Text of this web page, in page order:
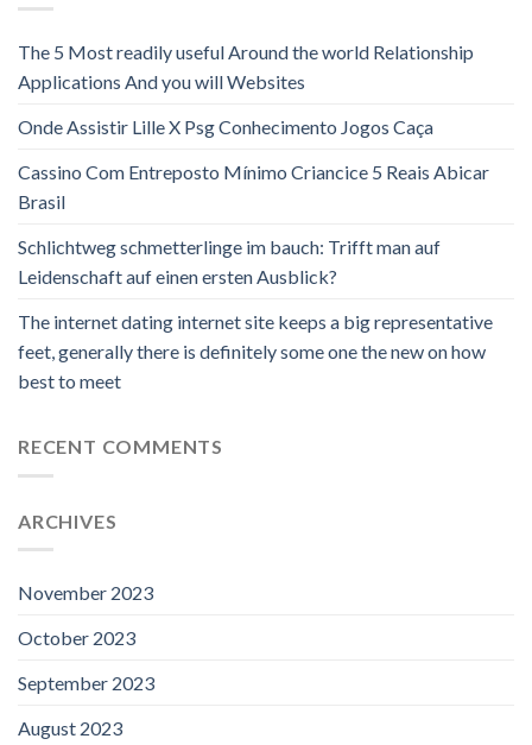
The 5 Most readily useful Around the world Relationship
Applications And you will Websites
Onde Assistir Lille X Psg Conhecimento Jogos Caça
Cassino Com Entreposto Mínimo Criancice 5 Reais Abicar
Brasil
Schlichtweg schmetterlinge im bauch: Trifft man auf
Leidenschaft auf einen ersten Ausblick?
The internet dating internet site keeps a big representative
feet, generally there is definitely some one the new on how
best to meet
RECENT COMMENTS
ARCHIVES
November 2023
October 2023
September 2023
August 2023